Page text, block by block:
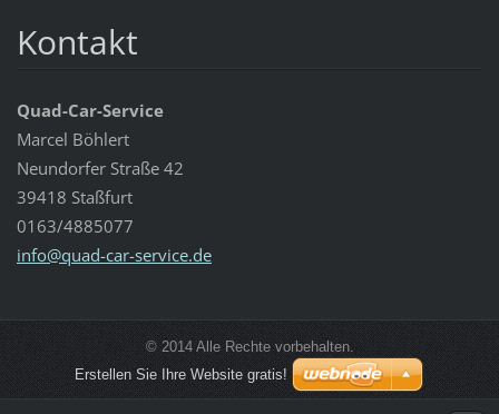
Kontakt
Quad-Car-Service
Marcel Böhlert
Neundorfer Straße 42
39418 Staßfurt
0163/4885077
info@quad-car-service.de
© 2014 Alle Rechte vorbehalten.
Erstellen Sie Ihre Website gratis!